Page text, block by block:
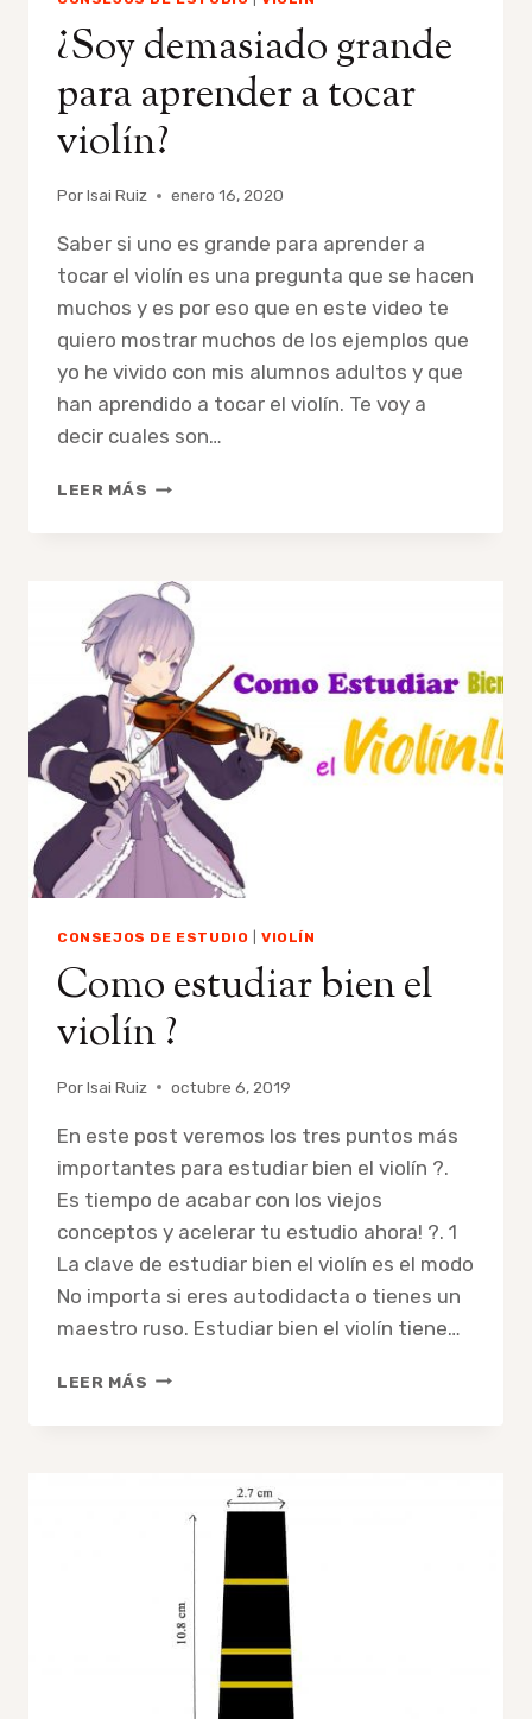
¿Soy demasiado grande
para aprender a tocar
violín?
PorIsai Ruiz enero 16, 2020
Saber si uno es grande para aprender a
tocar el violín es una pregunta que se hacen
muchos y es por eso que en este video te
quiero mostrar muchos de los ejemplos que
yo he vivido con mis alumnos adultos y que
han aprendido a tocar el violín. Te voy a
decir cuales son…
LEER MÁS ¿SOY
APRENDER
TOCAR
VIOLÍN?
CONSEJOS DE ESTUDIO |VIOLÍN
Como estudiar bien el
violín ?
PorIsai Ruiz octubre 6, 2019
En este post veremos los tres puntos más
importantes para estudiar bien el violín ?.
Es tiempo de acabar con los viejos
conceptos y acelerar tu estudio ahora! ?. 1
La clave de estudiar bien el violín es el modo
No importa si eres autodidacta o tienes un
maestro ruso. Estudiar bien el violín tiene…
LEER MÁS COMO